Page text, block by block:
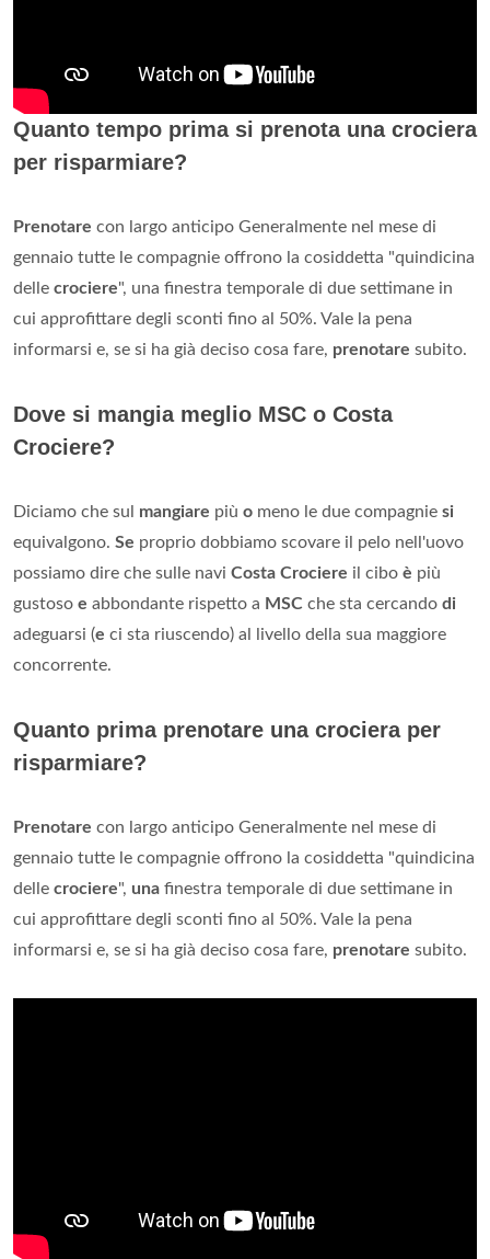
Quanto tempo prima si prenota una crociera
per risparmiare?
Prenotare con largo anticipo Generalmente nel mese di
gennaio tutte le compagnie offrono la cosiddetta "quindicina
delle crociere", una finestra temporale di due settimane in
cui approfittare degli sconti fino al 50%. Vale la pena
informarsi e, se si ha già deciso cosa fare, prenotare subito.
Dove si mangia meglio MSC o Costa
Crociere?
Diciamo che sul mangiare più o meno le due compagnie si
equivalgono. Se proprio dobbiamo scovare il pelo nell'uovo
possiamo dire che sulle navi Costa Crociere il cibo è più
gustoso e abbondante rispetto a MSC che sta cercando di
adeguarsi (e ci sta riuscendo) al livello della sua maggiore
concorrente.
Quanto prima prenotare una crociera per
risparmiare?
Prenotare con largo anticipo Generalmente nel mese di
gennaio tutte le compagnie offrono la cosiddetta "quindicina
delle crociere", una finestra temporale di due settimane in
cui approfittare degli sconti fino al 50%. Vale la pena
informarsi e, se si ha già deciso cosa fare, prenotare subito.